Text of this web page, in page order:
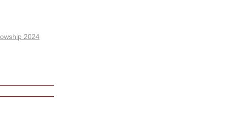
2024